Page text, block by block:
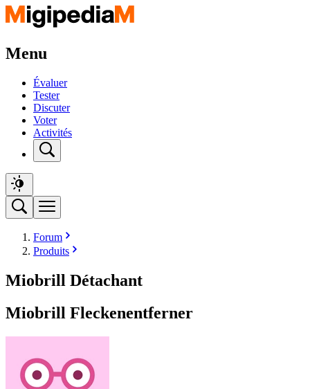
Menu
Évaluer
Tester
Discuter
Voter
Activités
Forum
Produits
Miobrill Détachant
Miobrill Fleckenentferner